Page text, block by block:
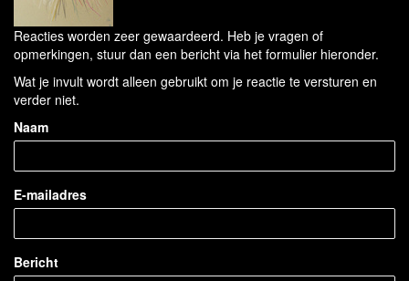
Reacties worden zeer gewaardeerd. Heb je vragen of
opmerkingen, stuur dan een bericht via het formulier hieronder.
Wat je invult wordt alleen gebruikt om je reactie te versturen en
verder niet.
Naam
E-mailadres
Bericht